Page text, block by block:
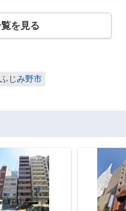
を見る
ふじみ野市